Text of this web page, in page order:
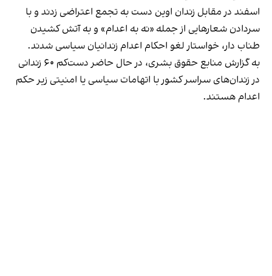
اسفند در مقابل زندان اوین دست به تجمع اعتراضی زدند و با
سردادن شعارهایی از جمله «نه به اعدام» و به آتش کشیدن
طناب دار، خواستار لغو احکام اعدام زندانیان سیاسی شدند.
به گزارش منابع حقوق بشری، در حال حاضر دست‌کم ۶۰ زندانی
در زندان‌های سراسر کشور با اتهامات سیاسی یا امنیتی زیر حکم
اعدام هستند.